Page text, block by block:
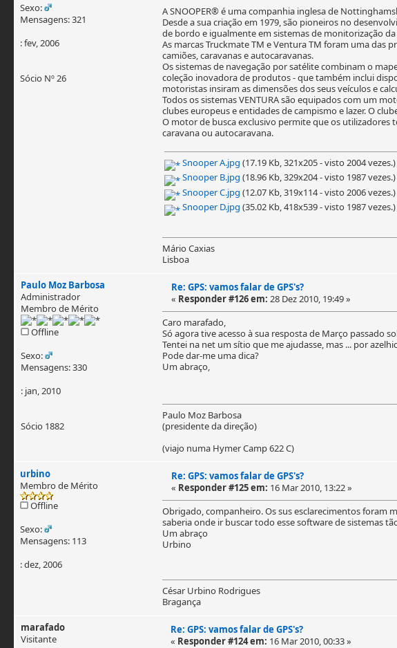
Sexo:
Mensagens: 321
: fev, 2006
Sócio Nº 26
A SNOOPER® é uma companhia inglesa de
Desde a sua criação em 1979, são pioneiros no
de bordo e igualmente em sistemas de monitorização
As marcas Truckmate TM e Ventura TM foram uma das
camiões, caravanas e autocaravanas.
Os sistemas de navegação por satélite combinam o
coleção inovadora de produtos - que também inclui
motoristas insiram as dimensões dos seus veículos e
Todos os sistemas VENTURA são equipados com um
clubes europeus e entidades de campismo e lazer. O
O motor de busca exclusivo permite que os utilizadores
caravana ou autocaravana.
Snooper A.jpg (17.19 Kb, 321x205 - visto 2004 vezes.)
Snooper B.jpg (18.96 Kb, 329x204 - visto 1987 vezes.)
Snooper C.jpg (12.07 Kb, 319x114 - visto 2006 vezes.)
Snooper D.jpg (35.02 Kb, 418x539 - visto 1987 vezes.)
Mário Caxias
Lisboa
Paulo Moz Barbosa
Administrador
Membro de Mérito
Offline
Sexo:
Mensagens: 330
: jan, 2010
Sócio 1882
Re: GPS: vamos falar de GPS's?
« Responder #126 em: 28 Dez 2010, 19:49 »
Caro marafado,
Só agora tive acesso à sua resposta de Março passado
Tentei na net um sítio que me ajudasse, mas ... por
Pode dar-me uma dica?
Um abraço,
Paulo Moz Barbosa
(presidente da direção)
(viajo numa Hymer Camp 622 C)
urbino
Membro de Mérito
Offline
Sexo:
Mensagens: 113
: dez, 2006
Re: GPS: vamos falar de GPS's?
« Responder #125 em: 16 Mar 2010, 13:22 »
Obrigado, companheiro. Os sus esclarecimentos foram
saberia onde ir buscar todo esse software de sistemas
Um abraço
Urbino
César Urbino Rodrigues
Bragança
marafado
Visitante
Re: GPS: vamos falar de GPS's?
« Responder #124 em: 16 Mar 2010, 00:33 »